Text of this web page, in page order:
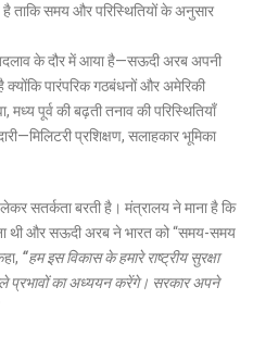
ताकि समय और परिस्थितियों के अनुसार
के दौर में आया है—सऊदी अरब अपनी
है क्योंकि पारंपरिक गठबंधनों और अमेरिकी
पूर्व की बढ़ती तनाव की परिस्थितियाँ
प्रशिक्षण, सलाहकार भूमिका
सतर्कता बरती है। मंत्रालय ने माना है कि
थी और सऊदी अरब ने भारत को “समय-समय
“हम इस विकास के हमारे राष्ट्रीय सुरक्षा
प्रभावों का अध्ययन करेंगे। सरकार अपने